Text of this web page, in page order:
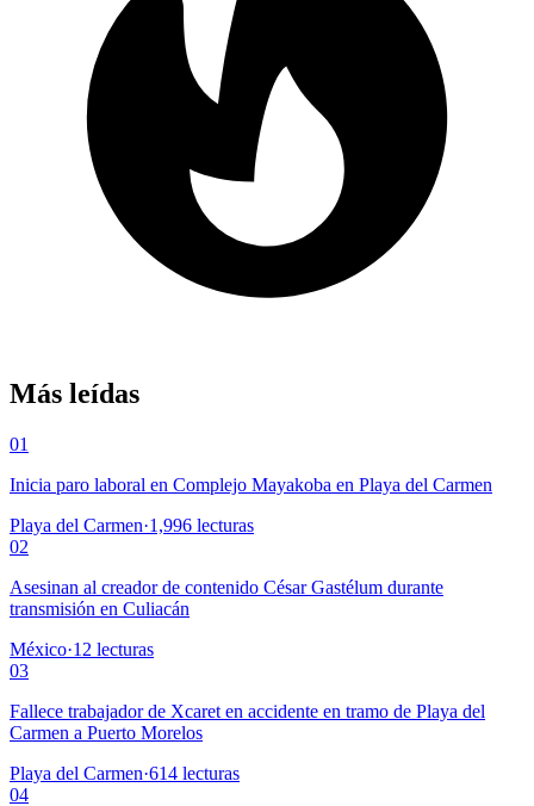
Más leídas
01
Inicia paro laboral en Complejo Mayakoba en Playa del Carmen
Playa del Carmen·1,996 lecturas
02
Asesinan al creador de contenido César Gastélum durante
transmisión en Culiacán
México·12 lecturas
03
Fallece trabajador de Xcaret en accidente en tramo de Playa del
Carmen a Puerto Morelos
Playa del Carmen·614 lecturas
04